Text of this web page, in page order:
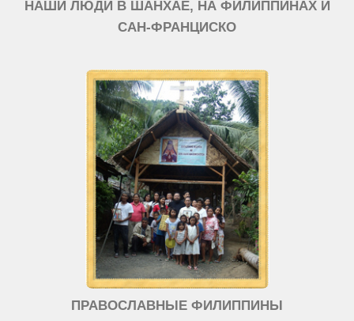
НАШИ ЛЮДИ В ШАНХАЕ, НА ФИЛИППИНАХ И
САН-ФРАНЦИСКО
ПРАВОСЛАВНЫЕ ФИЛИППИНЫ